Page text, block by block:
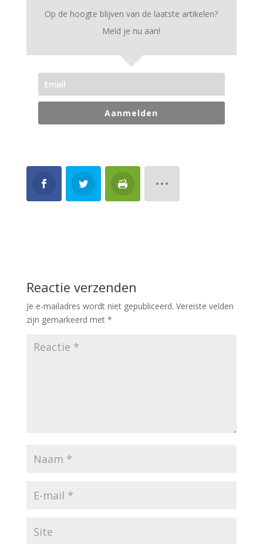
Op de hoogte blijven van de laatste artikelen?
Meld je nu aan!
Aanmelden
Reactie verzenden
Je e-mailadres wordt niet gepubliceerd. Vereiste velden
zijn gemarkeerd met *